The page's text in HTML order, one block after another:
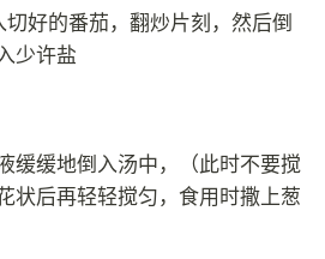
好的番茄，翻炒片刻，然后倒
少许盐
缓缓地倒入汤中，（此时不要搅
状后再轻轻搅匀，食用时撒上葱